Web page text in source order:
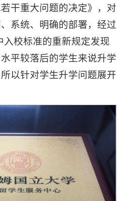
干重大问题的决定》，对
系统、明确的部署，经过
校标准的重新规定发现
平较落后的学生来说升学
以针对学生升学问题展开